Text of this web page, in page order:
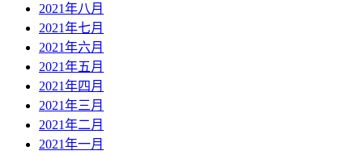
2021年八月
2021年七月
2021年六月
2021年五月
2021年四月
2021年三月
2021年二月
2021年一月